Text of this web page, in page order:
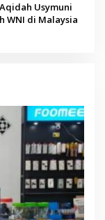
Usymuni
WNI di Malaysia